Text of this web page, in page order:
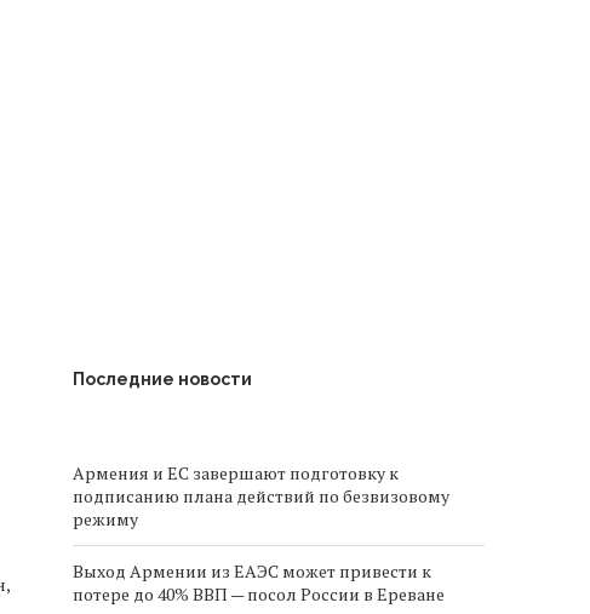
подписанию плана действий по безвизовому
режиму
Выход Армении из ЕАЭС может привести к
потере до 40% ВВП — посол России в Ереване